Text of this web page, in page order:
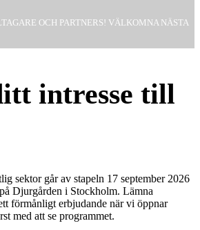
OCH PARTNERS! VÄLKOMNA NÄSTA
intresse till
sektor går av stapeln 17 september 2026
Djurgården i Stockholm. Lämna
förmånligt erbjudande när vi öppnar
med att se programmet.